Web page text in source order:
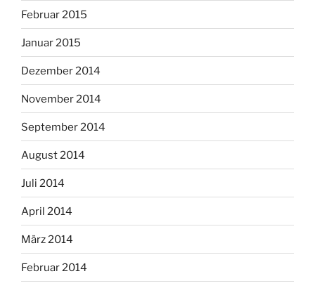
Februar 2015
Januar 2015
Dezember 2014
November 2014
September 2014
August 2014
Juli 2014
April 2014
März 2014
Februar 2014